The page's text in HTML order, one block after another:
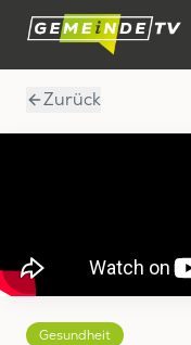
Zurück
Gesundheit